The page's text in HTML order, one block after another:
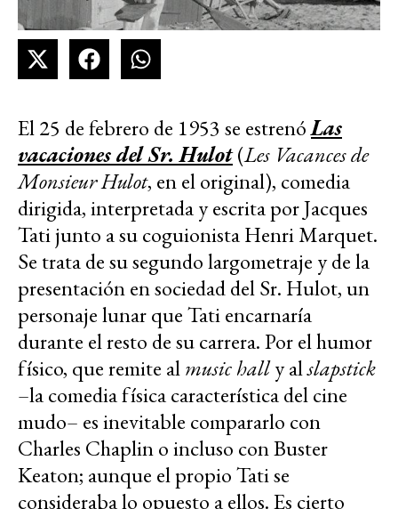
El 25 de febrero de 1953 se estrenóLas
vacaciones del Sr. Hulot(Les Vacances de
Monsieur Hulot, en el original), comedia
dirigida, interpretada y escrita por Jacques
Tati junto a su coguionista Henri Marquet.
Se trata de su segundo largometraje y de la
presentación en sociedad del Sr. Hulot, un
personaje lunar que Tati encarnaría
durante el resto de su carrera. Por el humor
físico, que remite almusic hally alslapstick
–la comedia física característica del cine
mudo– es inevitable compararlo con
Charles Chaplin o incluso con Buster
Keaton; aunque el propio Tati se
consideraba lo opuesto a ellos. Es cierto